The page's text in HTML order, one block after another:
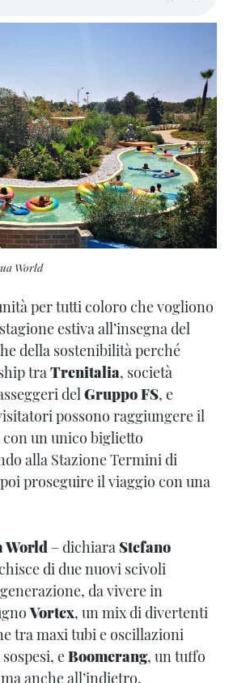
World
per tutti coloro che vogliono
estiva all’insegna del
della sostenibilità perché
tra Trenitalia, società
del Gruppo FS, e
possono raggiungere il
un unico biglietto
alla Stazione Termini di
proseguire il viaggio con una
World – dichiara Stefano
di due nuovi scivoli
da vivere in
Vortex, un mix di divertenti
tra maxi tubi e oscillazioni
eBoomerang, un tuffo
anche all’indietro,